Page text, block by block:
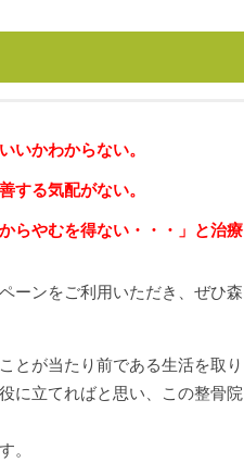
いかわからない。
する気配がない。
らやむを得ない・・・」と治療
ーンをご利用いただき、ぜひ森
とが当たり前である生活を取り
に立てればと思い、この整骨院
。